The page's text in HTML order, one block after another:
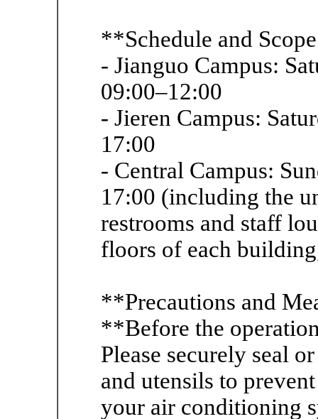
**Schedule and
- Jianguo Campus:
09:00–12:00
- Jieren Campus:
17:00
- Central Campus:
17:00 (including the
restrooms and staff
floors of each
**Precautions and
**Before the
Please securely seal
and utensils to
your air conditioning